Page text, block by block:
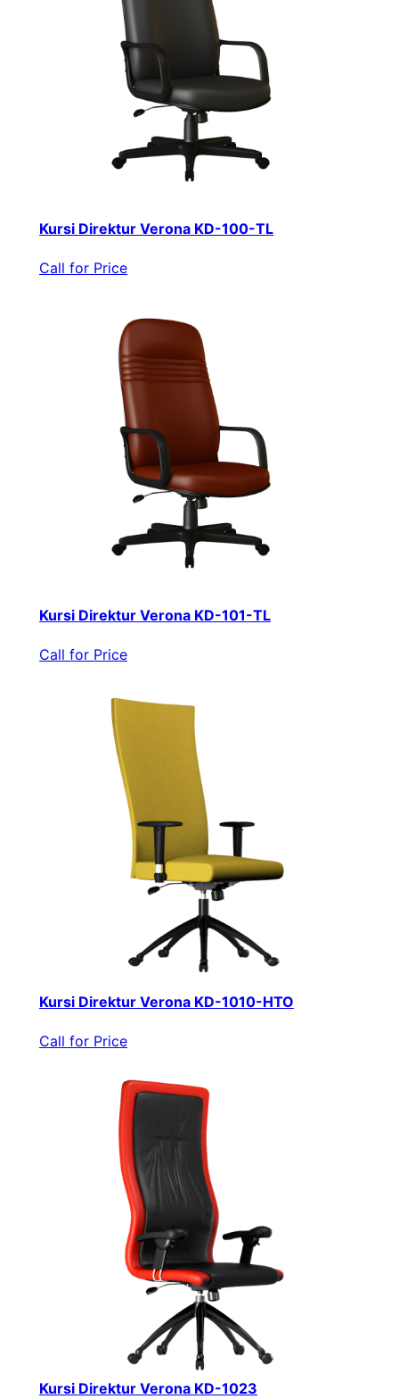
Kursi Direktur Verona KD-100-TL
Call for Price
Kursi Direktur Verona KD-101-TL
Call for Price
Kursi Direktur Verona KD-1010-HTO
Call for Price
Kursi Direktur Verona KD-1023